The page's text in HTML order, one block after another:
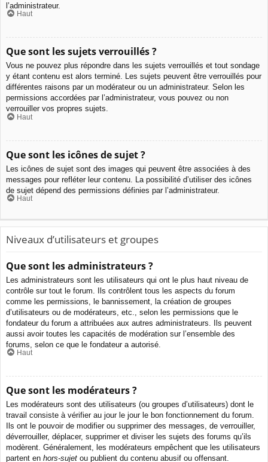
l’administrateur.
Haut
Que sont les sujets verrouillés ?
Vous ne pouvez plus répondre dans les sujets verrouillés et tout sondage
y étant contenu est alors terminé. Les sujets peuvent être verrouillés pour
différentes raisons par un modérateur ou un administrateur. Selon les
permissions accordées par l’administrateur, vous pouvez ou non
verrouiller vos propres sujets.
Haut
Que sont les icônes de sujet ?
Les icônes de sujet sont des images qui peuvent être associées à des
messages pour refléter leur contenu. La possibilité d’utiliser des icônes
de sujet dépend des permissions définies par l’administrateur.
Haut
Niveaux d’utilisateurs et groupes
Que sont les administrateurs ?
Les administrateurs sont les utilisateurs qui ont le plus haut niveau de
contrôle sur tout le forum. Ils contrôlent tous les aspects du forum
comme les permissions, le bannissement, la création de groupes
d’utilisateurs ou de modérateurs, etc., selon les permissions que le
fondateur du forum a attribuées aux autres administrateurs. Ils peuvent
aussi avoir toutes les capacités de modération sur l’ensemble des
forums, selon ce que le fondateur a autorisé.
Haut
Que sont les modérateurs ?
Les modérateurs sont des utilisateurs (ou groupes d’utilisateurs) dont le
travail consiste à vérifier au jour le jour le bon fonctionnement du forum.
Ils ont le pouvoir de modifier ou supprimer des messages, de verrouiller,
déverrouiller, déplacer, supprimer et diviser les sujets des forums qu’ils
modèrent. Généralement, les modérateurs empêchent que les utilisateurs
partent en hors-sujet ou publient du contenu abusif ou offensant.